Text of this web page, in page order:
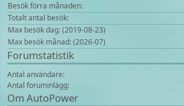
Besök förra månaden:
Totalt antal besök:
Max besök dag: (2019-08-23)
Max besök månad: (2026-07)
Forumstatistik
Antal användare:
Antal foruminlägg:
Om AutoPower